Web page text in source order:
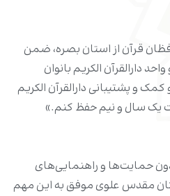
قرآن از استان بصره، ضمن
دارالقرآن الکریم بانوان
و پشتیبانی دارالقرآن الکریم
یک سال و نیم حفظ کنم.»
حمایت‌ها و راهنمایی‌های
مقدس علوی موفق به این مهم